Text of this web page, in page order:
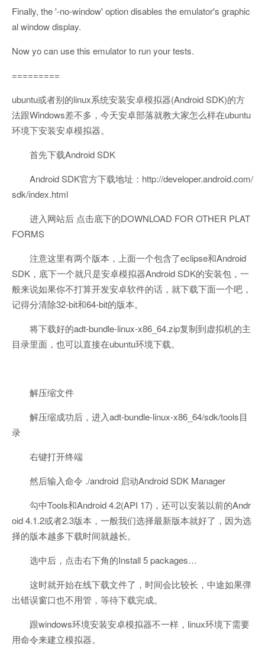
Finally, the '-no-window' option disables the emulator's graphic
al window display.
Now yo can use this emulator to run your tests.
=========
ubuntu或者别的linux系统安装安卓模拟器(Android SDK)的方
法跟Windows差不多，今天安卓部落就教大家怎么样在ubuntu
环境下安装安卓模拟器。
首先下载Android SDK
Android SDK官方下载地址：http://developer.android.com/
sdk/index.html
进入网站后 点击底下的DOWNLOAD FOR OTHER PLAT
FORMS
注意这里有两个版本，上面一个包含了eclipse和Android
SDK，底下一个就只是安卓模拟器Android SDK的安装包，一
般来说如果你不打算开发安卓软件的话，就下载下面一个吧，
记得分清除32-bit和64-bit的版本。
将下载好的adt-bundle-linux-x86_64.zip复制到虚拟机的主
目录里面，也可以直接在ubuntu环境下载。
解压缩文件
解压缩成功后，进入adt-bundle-linux-x86_64/sdk/tools目
录
右键打开终端
然后输入命令 ./android 启动Android SDK Manager
勾中Tools和Android 4.2(API 17)，还可以安装以前的Andr
oid 4.1.2或者2.3版本，一般我们选择最新版本就好了，因为选
择的版本越多下载时间就越长。
选中后，点击右下角的Install 5 packages…
这时就开始在线下载文件了，时间会比较长，中途如果弹
出错误窗口也不用管，等待下载完成。
跟windows环境安装安卓模拟器不一样，linux环境下需要
用命令来建立模拟器。